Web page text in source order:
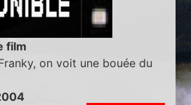
film
on voit une bouée du